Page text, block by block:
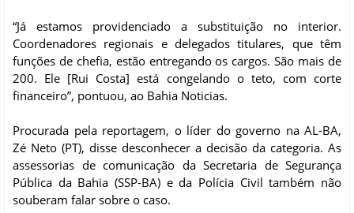
“Já estamos providenciado a substituição no interior.
Coordenadores regionais e delegados titulares, que têm
funções de chefia, estão entregando os cargos. São mais de
200. Ele [Rui Costa] está congelando o teto, com corte
financeiro”, pontuou, ao Bahia Noticias.
Procurada pela reportagem, o líder do governo na AL-BA,
Zé Neto (PT), disse desconhecer a decisão da categoria. As
assessorias de comunicação da Secretaria de Segurança
Pública da Bahia (SSP-BA) e da Polícia Civil também não
souberam falar sobre o caso.